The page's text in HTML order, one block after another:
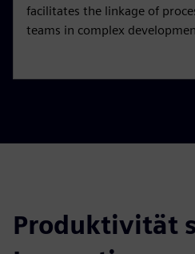
facilitates the linkage of
teams in complex
Produktivität